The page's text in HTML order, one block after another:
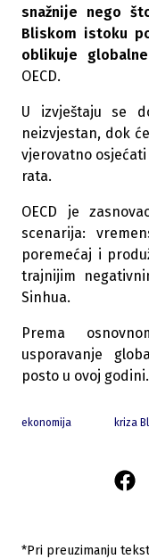
snažnije nego
Bliskom istoku
oblikuje
OECD.
U izvještaju se
neizvjestan, dok
vjerovatno
rata.
OECD je
scenarija:
poremećaj i
trajnijim
Sinhua.
Prema
usporavanje
posto u ovoj godini.
ekonomija kriza
*Pri preuzimanju